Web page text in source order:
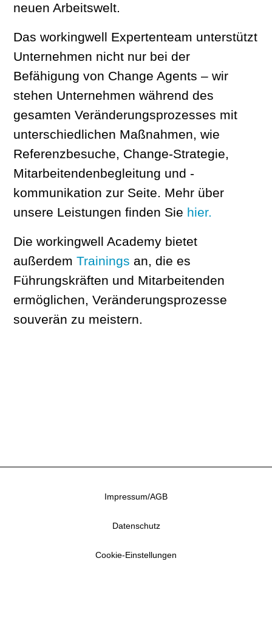
neuen Arbeitswelt.
Das workingwell Expertenteam unterstützt
Unternehmen nicht nur bei der
Befähigung von Change Agents – wir
stehen Unternehmen während des
gesamten Veränderungsprozesses mit
unterschiedlichen Maßnahmen, wie
Referenzbesuche, Change-Strategie,
Mitarbeitendenbegleitung und -
kommunikation zur Seite. Mehr über
unsere Leistungen finden Sie hier.
Die workingwell Academy bietet
außerdemTrainings an, die es
Führungskräften und Mitarbeitenden
ermöglichen, Veränderungsprozesse
souverän zu meistern.
Impressum/AGB
Datenschutz
Cookie-Einstellungen